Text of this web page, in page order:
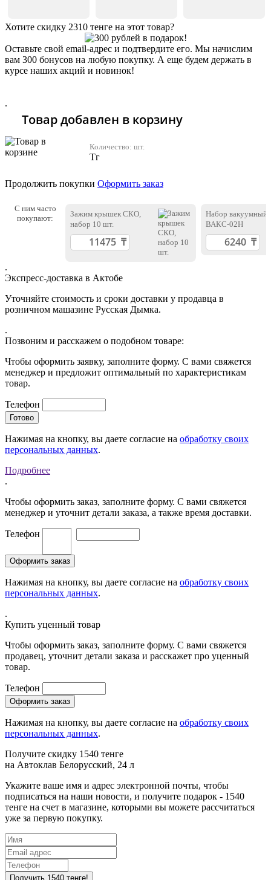
Хотите скидку 2310 тенге на этот товар?
Оставьте свой email-адрес и подтвердите его. Мы начислим
вам 300 бонусов на любую покупку. А еще будем держать в
курсе наших акций и новинок!
.
Товар добавлен в корзину
Количество: шт.
Тг
Продолжить покупки Оформить заказ
С ним часто
покупают:
Зажим крышек СКО,
набор 10 шт.
Набор вакуумный
ВАКС-02Н
.
Экспресс-доставка в Актобе
Уточняйте стоимость и сроки доставки у продавца в
розничном машазине Русская Дымка.
.
Позвоним и расскажем о подобном товаре:
Чтобы оформить заявку, заполните форму. С вами свяжется
менеджер и предложит оптимальный по характеристикам
товар.
Телефон
Нажимая на кнопку, вы даете согласие на обработку своих
персональных данных.
Подробнее
.
Чтобы оформить заказ, заполните форму. С вами свяжется
менеджер и уточнит детали заказа, а также время доставки.
Телефон
Нажимая на кнопку, вы даете согласие на обработку своих
персональных данных.
.
Купить уценный товар
Чтобы оформить заказ, заполните форму. С вами свяжется
продавец, уточнит детали заказа и расскажет про уценный
товар.
Телефон
Нажимая на кнопку, вы даете согласие на обработку своих
персональных данных.
Получите скидку 1540 тенге
на Автоклав Белорусский, 24 л
Укажите ваше имя и адрес электронной почты, чтобы
подписаться на наши новости, и получите подарок - 1540
тенге на счет в магазине, которыми вы можете рассчитаться
уже за первую покупку.